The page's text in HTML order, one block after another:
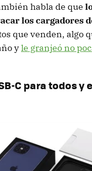
habla de que
los cargadores
que venden, algo
yle granjeó no
C para todos y